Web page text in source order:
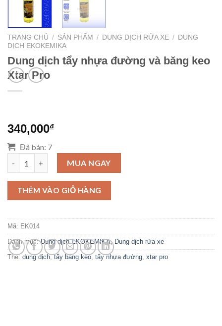
TRANG CHỦ / SẢN PHẨM / DUNG DỊCH RỬA XE / DUNG
DỊCH EKOKEMIKA
Dung dịch tẩy nhựa đường và băng keo
Xtar Pro
340,000₫
Đã bán: 7
MUA NGAY
THÊM VÀO GIỎ HÀNG
Mã: EK014
Danh mục:Dung dịch EKOKEMIKA, Dung dịch rửa xe
Thẻ: dung dịch,tẩy băng keo, tẩy nhựa đường xtar pro